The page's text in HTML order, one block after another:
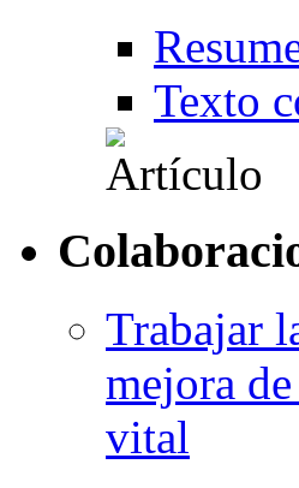
Texto
Trabajar
mejora
vital